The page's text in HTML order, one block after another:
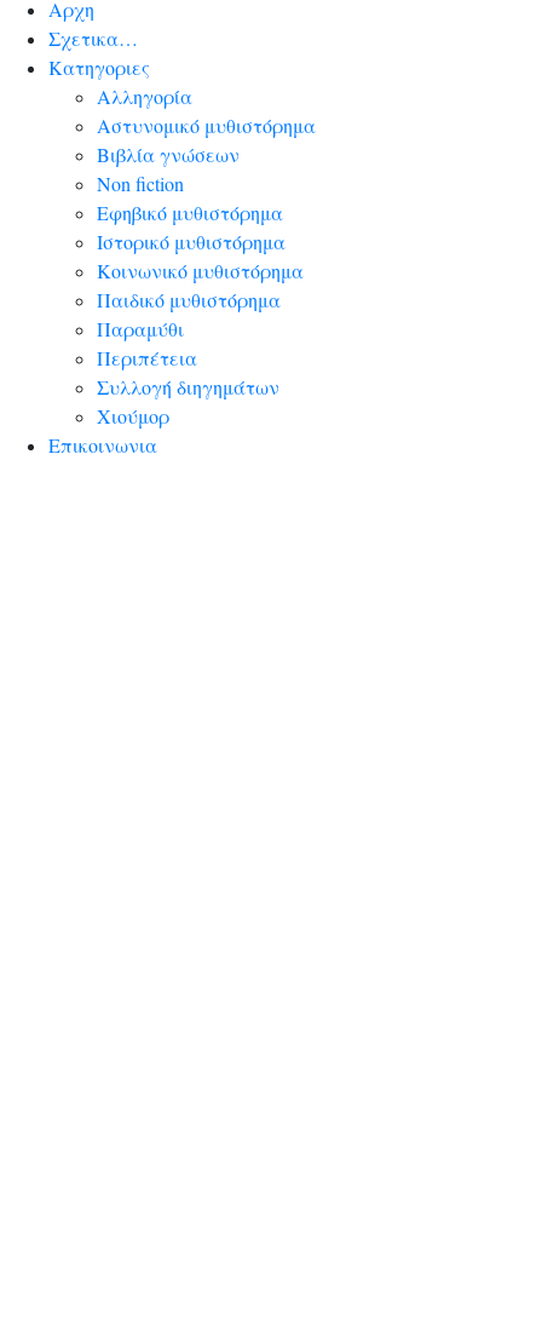
Αρχη
Σχετικα…
Κατηγοριες
Αλληγορία
Αστυνομικό μυθιστόρημα
Βιβλία γνώσεων
Non fiction
Εφηβικό μυθιστόρημα
Ιστορικό μυθιστόρημα
Κοινωνικό μυθιστόρημα
Παιδικό μυθιστόρημα
Παραμύθι
Περιπέτεια
Συλλογή διηγημάτων
Χιούμορ
Επικοινωνια